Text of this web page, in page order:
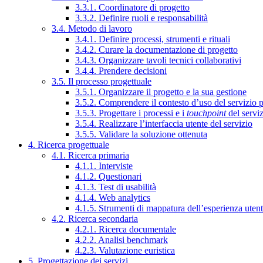
3.3.1. Coordinatore di progetto
3.3.2. Definire ruoli e responsabilità
3.4. Metodo di lavoro
3.4.1. Definire processi, strumenti e rituali
3.4.2. Curare la documentazione di progetto
3.4.3. Organizzare tavoli tecnici collaborativi
3.4.4. Prendere decisioni
3.5. Il processo progettuale
3.5.1. Organizzare il progetto e la sua gestione
3.5.2. Comprendere il contesto d’uso del servizio
3.5.3. Progettare i processi e i touchpointdel
3.5.4. Realizzare l’interfaccia utente del servizio
3.5.5. Validare la soluzione ottenuta
4. Ricerca progettuale
4.1. Ricerca primaria
4.1.1. Interviste
4.1.2. Questionari
4.1.3. Test di usabilità
4.1.4. Web analytics
4.1.5. Strumenti di mappatura dell’esperienza
4.2. Ricerca secondaria
4.2.1. Ricerca documentale
4.2.2. Analisi benchmark
4.2.3. Valutazione euristica
5. Progettazione dei servizi